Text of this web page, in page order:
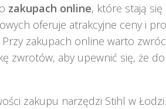
zakupach online, które stają
oferuje atrakcyjne ceny i
zakupach online warto
zwrotów, aby upewnić się, że
zakupu narzędzi Stihl w